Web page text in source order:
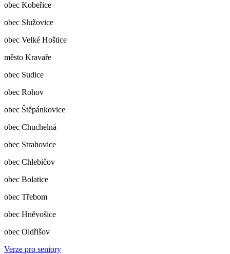
obec Kobeřice
obec Služovice
obec Velké Hoštice
město Kravaře
obec Sudice
obec Rohov
obec Štěpánkovice
obec Chuchelná
obec Strahovice
obec Chlebičov
obec Bolatice
obec Třebom
obec Hněvošice
obec Oldřišov
Verze pro seniory